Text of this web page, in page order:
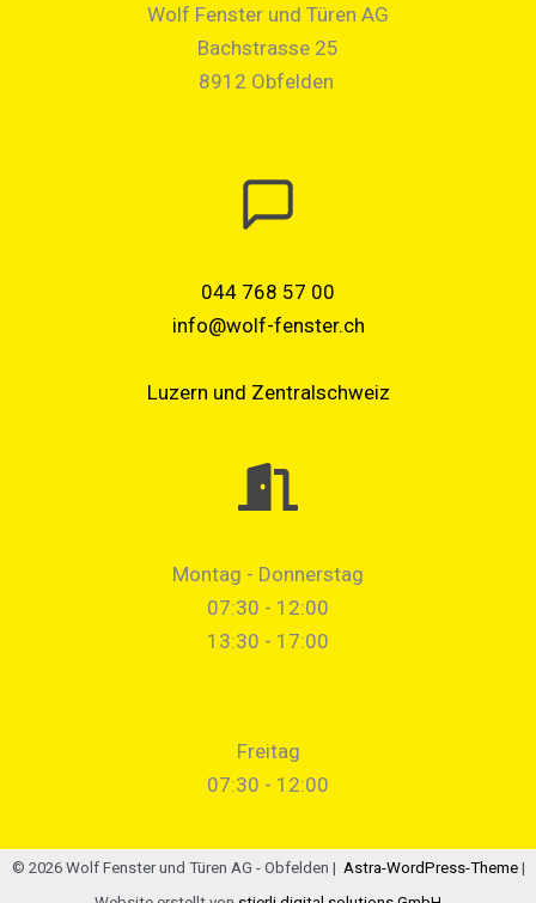
Wolf Fenster und Türen AG
Bachstrasse 25
8912 Obfelden
044 768 57 00
info@wolf-fenster.ch
Luzern und Zentralschweiz
Montag - Donnerstag
07:30 - 12:00
13:30 - 17:00
Freitag
07:30 - 12:00
© 2026 Wolf Fenster und Türen AG - Obfelden | Astra-WordPress-Theme|